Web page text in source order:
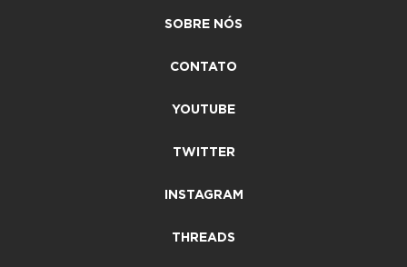
SOBRE NÓS
CONTATO
YOUTUBE
TWITTER
INSTAGRAM
THREADS